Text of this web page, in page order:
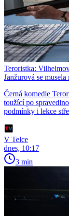
Teroristka:
Janžurová se
Černá komedie
toužící po
podmínky i lekce
V Telce
dnes, 10:17
3 min